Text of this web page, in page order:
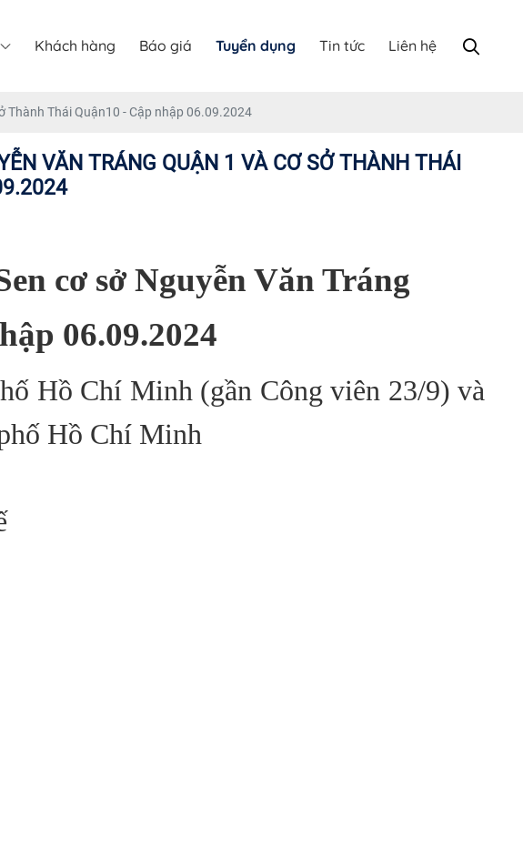
Khách hàng Báo giá Tuyển dụng Tin tức Liên hệ
Thành Thái Quận10 - Cập nhập 06.09.2024
VĂN TRÁNG QUẬN 1 VÀ CƠ SỞ THÀNH THÁI
cơ sở Nguyễn Văn Tráng
06.09.2024
Hồ Chí Minh (gần Công viên 23/9) và
Hồ Chí Minh